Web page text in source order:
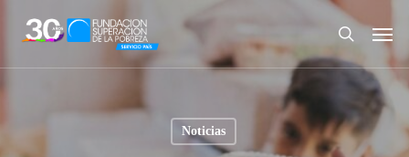
search
Menu
Noticias